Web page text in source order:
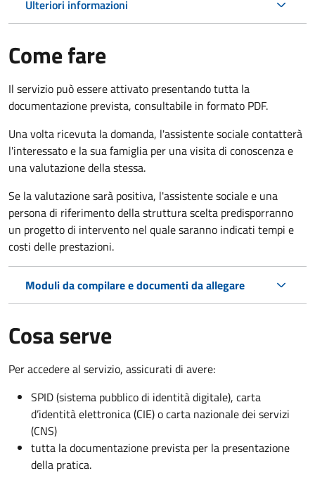
Ulteriori informazioni
Come fare
Il servizio può essere attivato presentando tutta la
documentazione prevista, consultabile in formato PDF.
Una volta ricevuta la domanda, l'assistente sociale contatterà
l'interessato e la sua famiglia per una visita di conoscenza e
una valutazione della stessa.
Se la valutazione sarà positiva, l'assistente sociale e una
persona di riferimento della struttura scelta predisporranno
un progetto di intervento nel quale saranno indicati tempi e
costi delle prestazioni.
Moduli da compilare e documenti da allegare
Cosa serve
Per accedere al servizio, assicurati di avere:
SPID (sistema pubblico di identità digitale), carta
d’identità elettronica (CIE) o carta nazionale dei servizi
(CNS)
tutta la documentazione prevista per la presentazione
della pratica.